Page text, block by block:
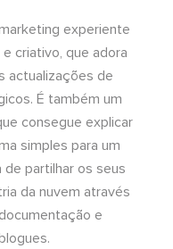
experiente
criativo, que adora
actualizações de
É também um
consegue explicar
simples para um
de partilhar os seus
da nuvem através
e